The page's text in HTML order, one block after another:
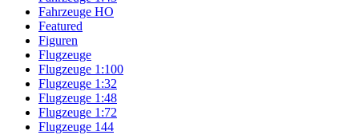
Fahrzeuge HO
Featured
Figuren
Flugzeuge
Flugzeuge 1:100
Flugzeuge 1:32
Flugzeuge 1:48
Flugzeuge 1:72
Flugzeuge 144